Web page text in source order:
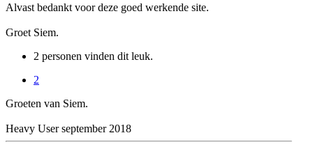
Alvast bedankt voor deze goed werkende site.
Groet Siem.
2 personen vinden dit leuk.
2
Groeten van Siem.
Heavy User september 2018